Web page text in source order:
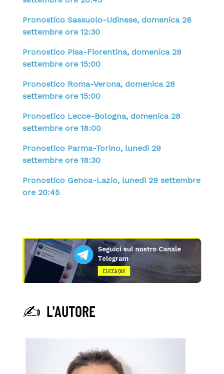
Pronostico Sassuolo-Udinese, domenica 28
settembre ore 12:30
Pronostico Pisa-Fiorentina, domenica 28
settembre ore 15:00
Pronostico Roma-Verona, domenica 28
settembre ore 15:00
Pronostico Lecce-Bologna, domenica 28
settembre ore 18:00
Pronostico Parma-Torino, lunedì 29
settembre ore 18:30
Pronostico Genoa-Lazio, lunedì 29 settembre
ore 20:45
✍️ L'AUTORE